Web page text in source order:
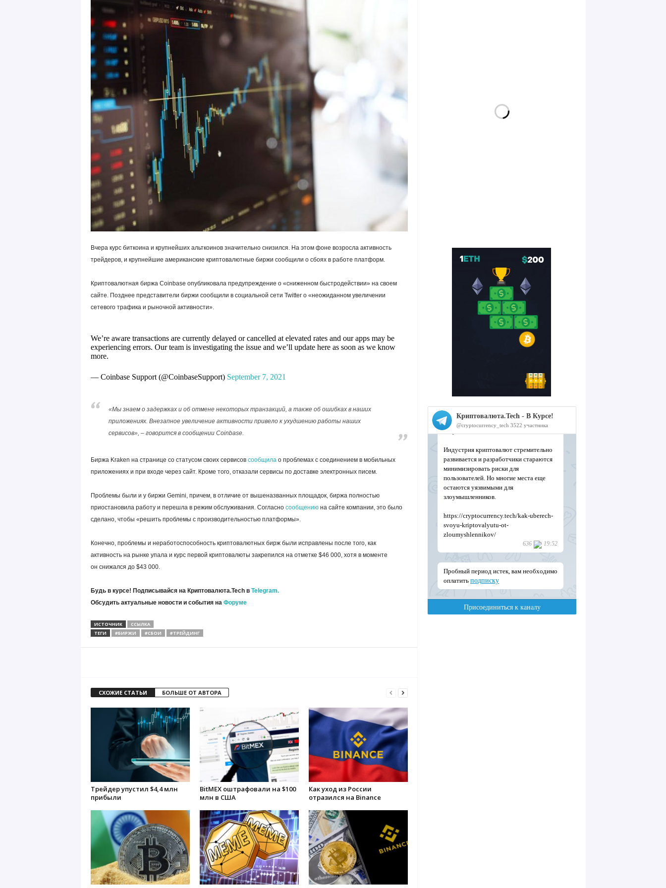
Вчера курс биткоина и крупнейших альткоинов значительно снизился. На этом фоне возросла активность
трейдеров, и крупнейшие американские криптовалютные биржи сообщили о сбоях в работе платформ.
Криптовалютная биржа Coinbase опубликовала предупреждение о «сниженном быстродействии» на своем
сайте. Позднее представители биржи сообщили в социальной сети Twitter о «неожиданном увеличении
сетевого трафика и рыночной активности».
We’re aware transactions are currently delayed or cancelled at elevated rates and our apps may be
experiencing errors. Our team is investigating the issue and we’ll update here as soon as we know
more.
— Coinbase Support (@CoinbaseSupport) September 7, 2021
«Мы знаем о задержках и об отмене некоторых транзакций, а также об ошибках в наших
приложениях. Внезапное увеличение активности привело к ухудшению работы наших
сервисов», – говорится в сообщении Coinbase.
Биржа Kraken на странице со статусом своих сервисов сообщилао проблемах с соединением в мобильных
приложениях и при входе через сайт. Кроме того, отказали сервисы по доставке электронных писем.
Проблемы были и у биржи Gemini, причем, в отличие от вышеназванных площадок, биржа полностью
приостановила работу и перешла в режим обслуживания. Согласно сообщениюна сайте компании, это было
сделано, чтобы «решить проблемы с производительностью платформы».
Конечно, проблемы и неработоспособность криптовалютных бирж были исправлены после того, как
активность на рынке упала и курс первой криптовалюты закрепился на отметке $46 000, хотя в моменте
он снижался до $43 000.
Будь в курсе! Подписывайся на Криптовалюта.Tech в Telegram.
Обсудить актуальные новости и события на Форуме
ИСТОЧНИК
ССЫЛКА
ТЕГИ
#БИРЖИ #СБОИ #ТРЕЙДИНГ
СХОЖИЕ СТАТЬИ БОЛЬШЕ ОТ АВТОРА
Трейдер упустил $4,4 млн
прибыли
BitMEX оштрафовали на $100
млн в США
Как уход из России
отразился на Binance